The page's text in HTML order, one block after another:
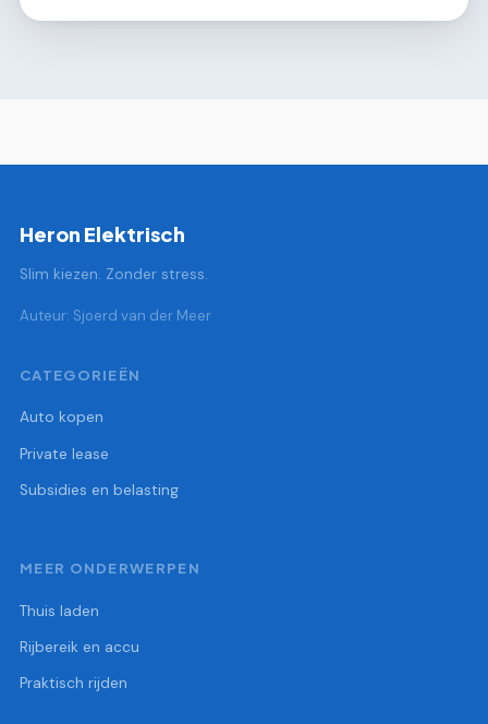
Heron Elektrisch
Slim kiezen. Zonder stress.
Auteur: Sjoerd van der Meer
CATEGORIEËN
Auto kopen
Private lease
Subsidies en belasting
MEER ONDERWERPEN
Thuis laden
Rijbereik en accu
Praktisch rijden